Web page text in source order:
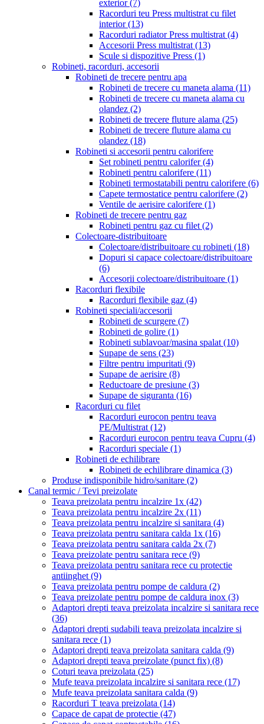
exterior(7)
Racorduri teu Press multistrat cu filet
interior(13)
Racorduri radiator Press multistrat (4)
Accesorii Press multistrat (13)
Scule si dispozitive Press (1)
Robineti, racorduri, accesorii
Robineti de trecere pentru apa
Robineti de trecere cu maneta alama (11)
Robineti de trecere cu maneta alama cu
olandez (2)
Robineti de trecere fluture alama (25)
Robineti de trecere fluture alama cu
olandez (18)
Robineti si accesorii pentru calorifere
Set robineti pentru calorifer(4)
Robineti pentru calorifere (11)
Robineti termostatabili pentru calorifere (6)
Capete termostatice pentru calorifere (2)
Ventile de aerisire calorifere (1)
Robineti de trecere pentru gaz
Robineti pentru gaz cu filet (2)
Colectoare-distribuitoare
Colectoare/distribuitoare cu robineti (18)
Dopuri si capace colectoare/distribuitoare
(6)
Accesorii colectoare/distribuitoare (1)
Racorduri flexibile
Racorduri flexibile gaz (4)
Robineti speciali/accesorii
Robineti de scurgere (7)
Robineti de golire (1)
Robineti sublavoar/masina spalat (10)
Supape de sens (23)
Filtre pentru impuritati (9)
Supape de aerisire (8)
Reductoare de presiune (3)
Supape de siguranta (16)
Racorduri cu filet
Racorduri eurocon pentru teava
PE/Multistrat (12)
Racorduri eurocon pentru teava Cupru (4)
Racorduri speciale (1)
Robineti de echilibrare
Robineti de echilibrare dinamica (3)
Produse indisponibile hidro/sanitare (2)
Canal termic / Tevi preizolate
Teava preizolata pentru incalzire 1x (42)
Teava preizolata pentru incalzire 2x (11)
Teava preizolata pentru incalzire si sanitara (4)
Teava preizolata pentru sanitara calda 1x (16)
Teava preizolata pentru sanitara calda 2x (7)
Teava preizolate pentru sanitara rece (9)
Teava preizolata pentru sanitara rece cu protectie
antiinghet (9)
Teava preizolata pentru pompe de caldura (2)
Teava preizolate pentru pompe de caldura inox (3)
Adaptori drepti teava preizolata incalzire si sanitara rece
(36)
Adaptori drepti sudabili teava preizolata incalzire si
sanitara rece (1)
Adaptori drepti teava preizolata sanitara calda (9)
Adaptori drepti teava preizolate (punct fix) (8)
Coturi teava preizolata (25)
Mufe teava preizolata incalzire si sanitara rece (17)
Mufe teava preizolata sanitara calda (9)
Racorduri T teava preizolata (14)
Capace de capat de protectie (47)